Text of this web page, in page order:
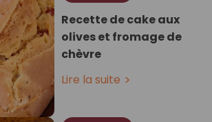
Recette de cake aux
olives et fromage de
chèvre
Lire la suite